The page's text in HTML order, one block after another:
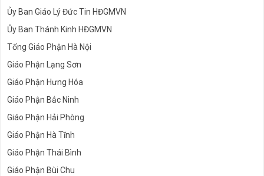
Ủy Ban Giáo Lý Đức Tin HĐGMVN
Ủy Ban Thánh Kinh HĐGMVN
Tổng Giáo Phận Hà Nội
Giáo Phận Lạng Sơn
Giáo Phận Hưng Hóa
Giáo Phận Bắc Ninh
Giáo Phận Hải Phòng
Giáo Phận Hà Tĩnh
Giáo Phận Thái Bình
Giáo Phận Bùi Chu